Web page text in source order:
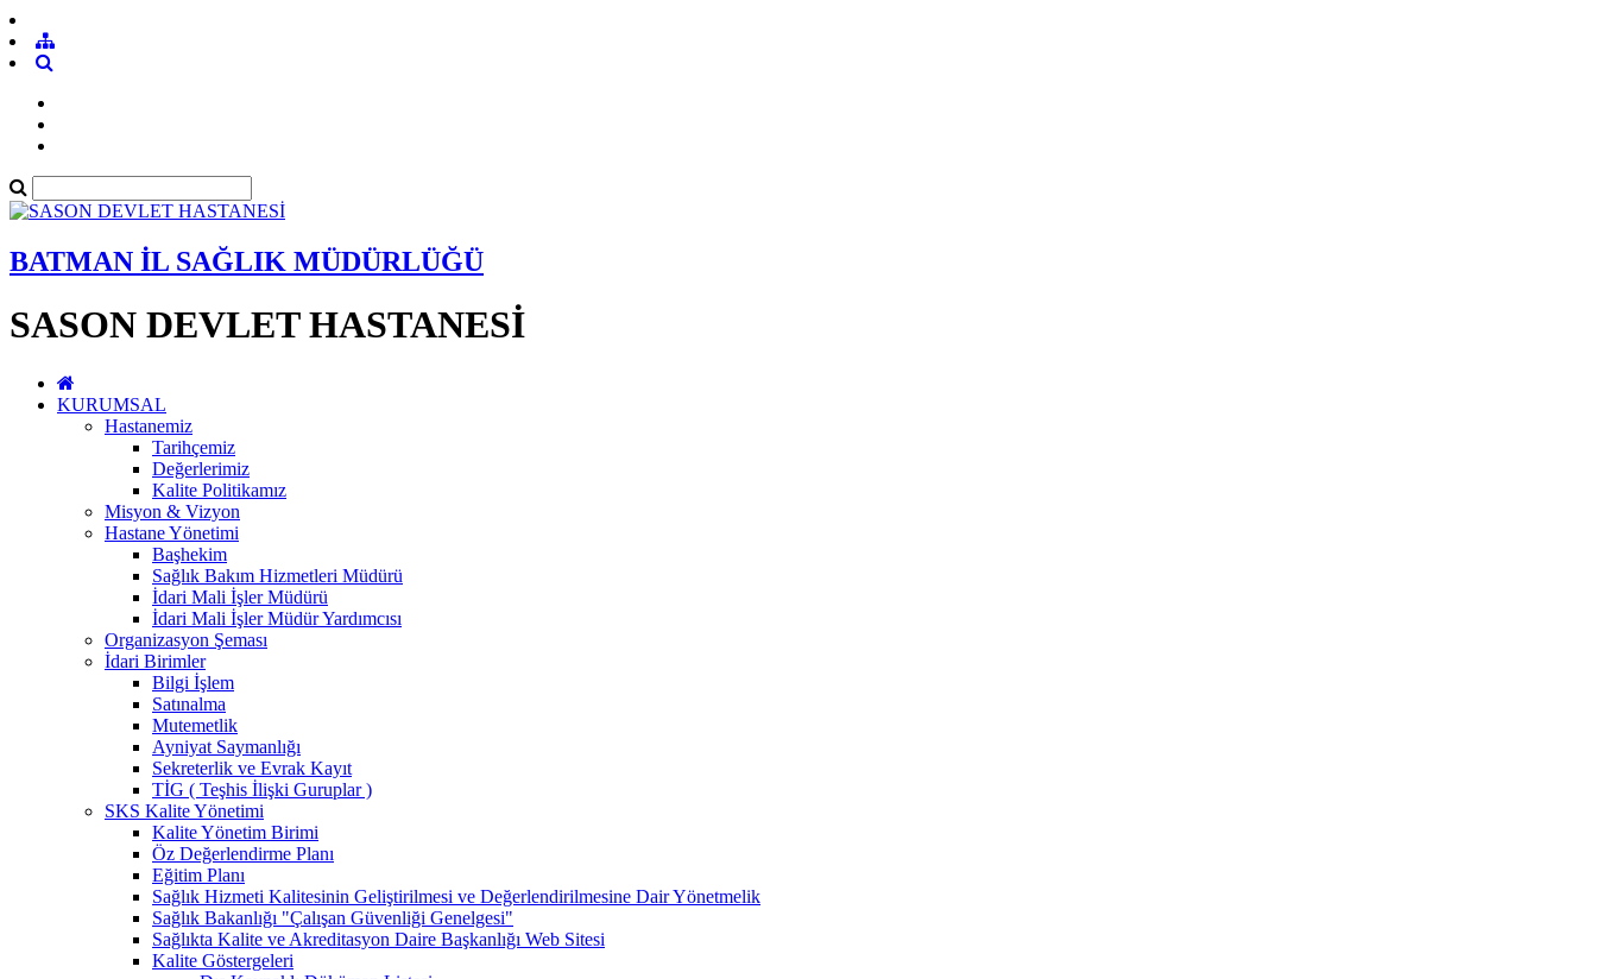
BATMAN İL SAĞLIK MÜDÜRLÜĞÜ
SASON DEVLET HASTANESİ
KURUMSAL
Hastanemiz
Tarihçemiz
Değerlerimiz
Kalite Politikamız
Misyon & Vizyon
Hastane Yönetimi
Başhekim
Sağlık Bakım Hizmetleri Müdürü
İdari Mali İşler Müdürü
İdari Mali İşler Müdür Yardımcısı
Organizasyon Şeması
İdari Birimler
Bilgi İşlem
Satınalma
Mutemetlik
Ayniyat Saymanlığı
Sekreterlik ve Evrak Kayıt
TİG ( Teşhis İlişki Guruplar )
SKS Kalite Yönetimi
Kalite Yönetim Birimi
Öz Değerlendirme Planı
Eğitim Planı
Sağlık Hizmeti Kalitesinin Geliştirilmesi ve Değerlendirilmesine Dair Yönetmelik
Sağlık Bakanlığı "Çalışan Güvenliği Genelgesi"
Sağlıkta Kalite ve Akreditasyon Daire Başkanlığı Web Sitesi
Kalite Göstergeleri